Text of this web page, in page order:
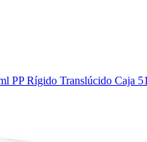
PP Rígido Translúcido Caja